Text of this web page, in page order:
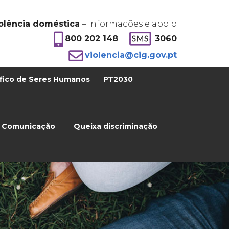
doméstica – Informações e apoio
800 202 148
3060
violencia@cig.gov.pt
de Seres Humanos PT2030
Comunicação Queixa discriminação